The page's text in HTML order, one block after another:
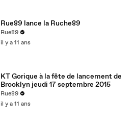
Rue89 lance la Ruche89
Rue89
il y a 11 ans
KT Gorique à la fête de lancement de
Brooklyn jeudi 17 septembre 2015
Rue89
il y a 11 ans